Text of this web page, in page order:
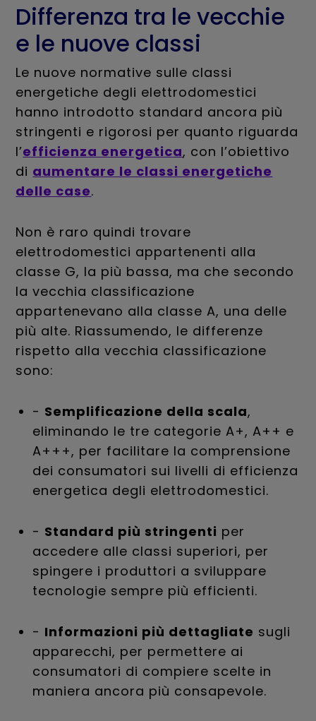
Differenza tra le vecchie
e le nuove classi
Le nuove normative sulle classi
energetiche degli elettrodomestici
hanno introdotto standard ancora più
stringenti e rigorosi per quanto riguarda
l’efficienza energetica, con l’obiettivo
di aumentare le classi energetiche
delle case.
Non è raro quindi trovare
elettrodomestici appartenenti alla
classe G, la più bassa, ma che secondo
la vecchia classificazione
appartenevano alla classe A, una delle
più alte. Riassumendo, le differenze
rispetto alla vecchia classificazione
sono:
- Semplificazione della scala,
eliminando le tre categorie A+, A++ e
A+++, per facilitare la comprensione
dei consumatori sui livelli di efficienza
energetica degli elettrodomestici.
- Standard più stringenti per
accedere alle classi superiori, per
spingere i produttori a sviluppare
tecnologie sempre più efficienti.
- Informazioni più dettagliate sugli
apparecchi, per permettere ai
consumatori di compiere scelte in
maniera ancora più consapevole.